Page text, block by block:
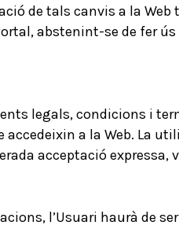
de tals canvis a la Web
abstenint-se de fer ús
legals, condicions i
a la Web. La
acceptació expressa,
l’Usuari haurà de